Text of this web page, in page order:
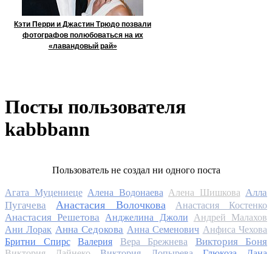
Кэти Перри и Джастин Трюдо позвали
фотографов полюбоваться на их
«лавандовый рай»
Посты пользователя
kabbbann
Пользователь не создал ни одного поста
Агата Муцениеце Алена Водонаева Алена Шишкова Алла
Пугачева
Анастасия Волочкова Анастасия Костенко
Анастасия Решетова Анджелина Джоли
Андрей Малахов
Ани Лорак Анна Седокова Анна Семенович Анфиса Чехова
Бритни Спирс
Валерия Вера Брежнева Виктория Боня